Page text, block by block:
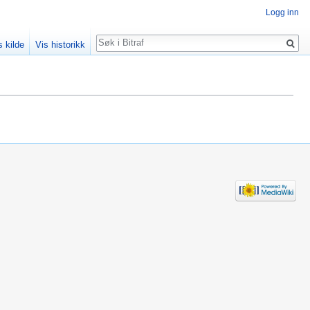
Logg inn
kilde Vis historikk
Søk